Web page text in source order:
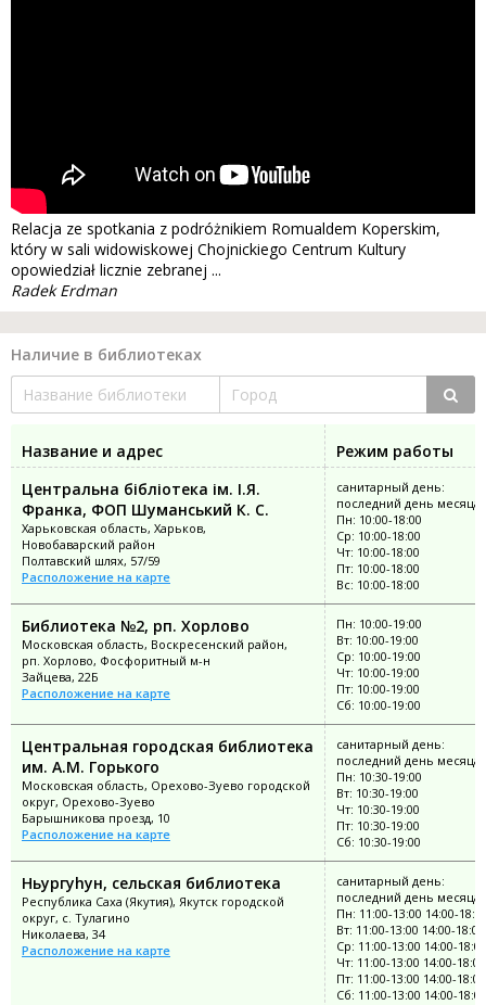
Relacja ze spotkania z podróżnikiem Romualdem Koperskim,
który w sali widowiskowej Chojnickiego Centrum Kultury
opowiedział licznie zebranej ...
Radek Erdman
Наличие в библиотеках
Название и адрес
Режим работы
Центральна бібліотека ім. І.Я.
Франка, ФОП Шуманський К. С.
Харьковская область, Харьков,
Новобаварский район
Полтавский шлях, 57/59
Расположение на карте
санитарный день:
последний день месяца
Пн: 10:00-18:00
Ср: 10:00-18:00
Чт: 10:00-18:00
Пт: 10:00-18:00
Вс: 10:00-18:00
Библиотека №2, рп. Хорлово
Московская область, Воскресенский район,
рп. Хорлово, Фосфоритный м-н
Зайцева, 22Б
Расположение на карте
Пн: 10:00-19:00
Вт: 10:00-19:00
Ср: 10:00-19:00
Чт: 10:00-19:00
Пт: 10:00-19:00
Сб: 10:00-19:00
Центральная городская библиотека
им. А.М. Горького
Московская область, Орехово-Зуево городской
округ, Орехово-Зуево
Барышникова проезд, 10
Расположение на карте
санитарный день:
последний день месяца
Пн: 10:30-19:00
Вт: 10:30-19:00
Чт: 10:30-19:00
Пт: 10:30-19:00
Сб: 10:30-19:00
Ньургуhун, сельская библиотека
Республика Саха (Якутия), Якутск городской
округ, с. Тулагино
Николаева, 34
Расположение на карте
санитарный день:
последний день месяца
Пн: 11:00-13:00 14:00-
Вт: 11:00-13:00 14:00-18:00
Ср: 11:00-13:00 14:00-18:00
Чт: 11:00-13:00 14:00-18:00
Пт: 11:00-13:00 14:00-18:00
Сб: 11:00-13:00 14:00-18:00